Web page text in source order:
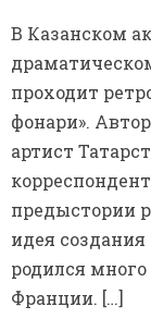
В Казанском
проходит
фонари».
артист
предыстории
идея
родился много
Франции. […]